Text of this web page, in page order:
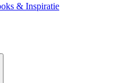
& Inspiratie